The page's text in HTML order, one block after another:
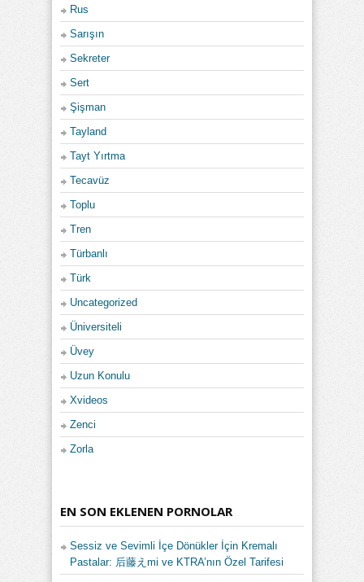
Rus
Sarışın
Sekreter
Sert
Şişman
Tayland
Tayt Yırtma
Tecavüz
Toplu
Tren
Türbanlı
Türk
Uncategorized
Üniversiteli
Üvey
Uzun Konulu
Xvideos
Zenci
Zorla
EN SON EKLENEN PORNOLAR
Sessiz ve Sevimli İçe Dönükler İçin Kremalı
Pastalar: 后藤えmi ve KTRA’nın Özel Tarifesi